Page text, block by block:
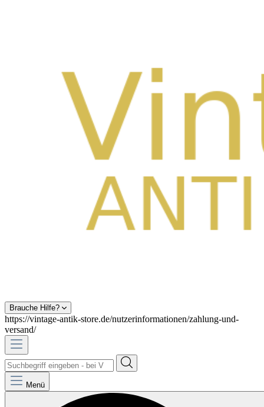
Brauche Hilfe?
https://vintage-antik-store.de/nutzerinformationen/zahlung-und-
versand/
Menü